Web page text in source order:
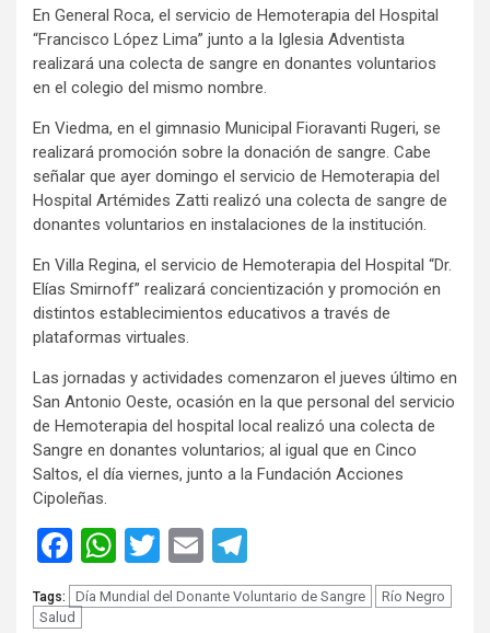
En General Roca, el servicio de Hemoterapia del Hospital
“Francisco López Lima” junto a la Iglesia Adventista
realizará una colecta de sangre en donantes voluntarios
en el colegio del mismo nombre.
En Viedma, en el gimnasio Municipal Fioravanti Rugeri, se
realizará promoción sobre la donación de sangre. Cabe
señalar que ayer domingo el servicio de Hemoterapia del
Hospital Artémides Zatti realizó una colecta de sangre de
donantes voluntarios en instalaciones de la institución.
En Villa Regina, el servicio de Hemoterapia del Hospital “Dr.
Elías Smirnoff” realizará concientización y promoción en
distintos establecimientos educativos a través de
plataformas virtuales.
Las jornadas y actividades comenzaron el jueves último en
San Antonio Oeste, ocasión en la que personal del servicio
de Hemoterapia del hospital local realizó una colecta de
Sangre en donantes voluntarios; al igual que en Cinco
Saltos, el día viernes, junto a la Fundación Acciones
Cipoleñas.
Facebook
WhatsApp
Twitter
Email
Tags: Día Mundial del Donante Voluntario de Sangre
Río Negro
Salud